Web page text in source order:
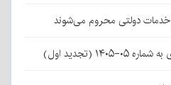
خدمات دولتی محروم می‌شوند
(تجدید اول)